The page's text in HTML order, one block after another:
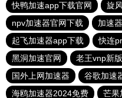
快鸭加速app下载官网
旋
npv加速器官网下载
加速
起飞加速器app下载
快连
黑洞加速官网
老王vnp新版
国外上网加速器
谷歌加速
海鸥加速器2024免费
芒果